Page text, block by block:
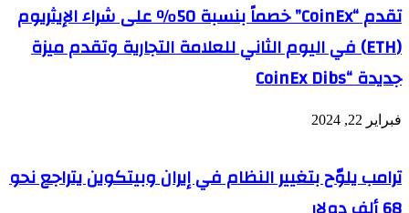
تقدم “CoinEx” خصماً بنسبة 50٪ على شراء الإيثريوم
(ETH) في اليوم الثاني للعلامة التجارية وتقدم ميزة
جديدة “CoinEx Dibs
فبراير 22, 2024
ترامب يلوّح بتغيير النظام في إيران وبيتكوين يتراجع نحو